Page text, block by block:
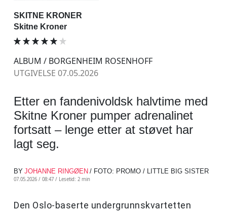
SKITNE KRONER
Skitne Kroner
ALBUM / BORGENHEIM ROSENHOFF
UTGIVELSE 07.05.2026
Etter en fandenivoldsk halvtime med
Skitne Kroner pumper adrenalinet
fortsatt – lenge etter at støvet har
lagt seg.
BY JOHANNE RINGØEN / FOTO: PROMO / LITTLE BIG SISTER
07.05.2026 / 08:47 / Lesetid: 2 min
Den Oslo-baserte undergrunnskvartetten